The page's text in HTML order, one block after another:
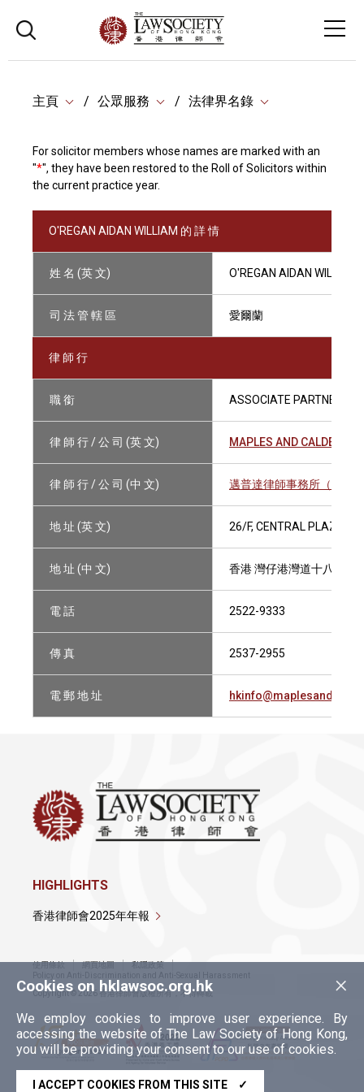
主頁 公眾服務 法律界名錄
For solicitor members whose names are marked with an
"*", they have been restored to the Roll of Solicitors within
the current practice year.
O'REGAN AIDAN WILLIAM 的 詳 情
姓 名 (英 文) O'REGAN AIDAN WILLIAM
司 法 管 轄 區 愛爾蘭
律 師 行
職 銜 ASSOCIATE PARTNER
律 師 行 / 公 司 (英 文) MAPLES AND CALDER
律 師 行 / 公 司 (中 文) 邁普達律師事務所（香港
地 址 (英 文) 26/F, CENTRAL PLAZA,18
地 址 (中 文) 香港 灣仔港灣道十八號中
電 話 2522-9333
傳 真 2537-2955
電 郵 地 址
×
Cookies on hklawsoc.org.hk
We employ cookies to improve user experience. By
accessing the website of The Law Society of Hong Kong,
you will be providing your consent to our use of cookies.
I ACCEPT COOKIES FROM THIS SITE ✓
HIGHLIGHTS
香港律師會2025年年報
使用條款 網頁地圖
私隱政策
Policy on Anti-Discrimination and Anti-Sexual Harassment
Copyright © 2026 香港律師會版權所有，不得轉載